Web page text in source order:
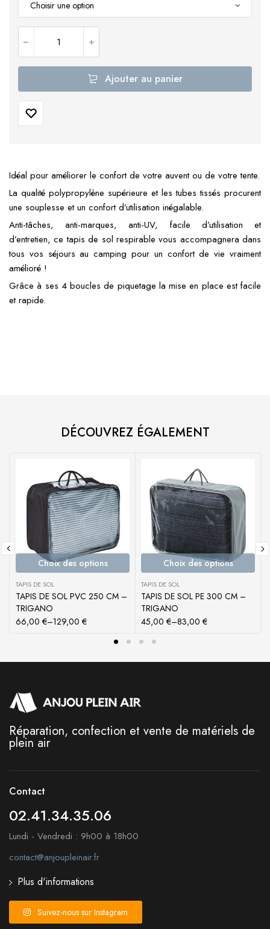
Ajouter au panier
Idéal pour améliorer le confort de votre auvent ou de votre tente.
La qualité polypropylène supérieure et les tubes tissés procurent
une souplesse et un confort d’utilisation inégalable.
Anti-tâches, anti-marques, anti-UV, facile d’utilisation et
d’entretien, ce tapis de sol respirable vous accompagnera dans
tous vos séjours au camping pour un confort de vie vraiment
amélioré !
Grâce à ses 4 boucles de piquetage la mise en place est facile
et rapide.
DÉCOUVREZ ÉGALEMENT
Choix des options
TAPIS DE SOL
TAPIS DE SOL PVC 250 CM –
TRIGANO
66,00 €–129,00 €
Choix des options
TAPIS DE SOL
TAPIS DE SOL PE 300 CM –
TRIGANO
45,00 €–83,00 €
Réparation, confection et vente de matériels de
plein air
Contact
02.41.34.35.06
Lundi - Vendredi : 9h00 à 18h00
contact@anjoupleinair.fr
Plus d'informations
Suivez-nous sur Instagram